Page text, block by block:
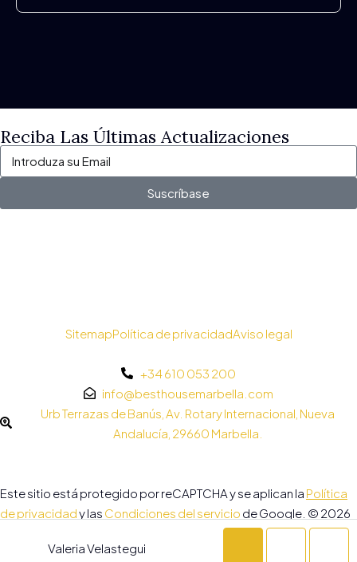
Valeria Velastegui
Reciba Las Últimas Actualizaciones
Suscríbase
SitemapPolítica de privacidadAviso legal
+34 610 053 200
info@besthousemarbella.com
Urb Terrazas de Banús, Av. Rotary Internacional, Nueva
Andalucía, 29660 Marbella.
Este sitio está protegido por reCAPTCHA y se aplican la Política
de privacidady las Condiciones del servicio de Google. © 2026